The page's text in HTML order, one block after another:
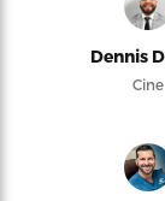
Dennis
Cine